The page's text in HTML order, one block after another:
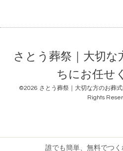
さとう葬祭｜大切な
ちにお任せ
©2026 さとう葬祭｜大切な方のお葬
Rights
誰でも簡単、無料でつ